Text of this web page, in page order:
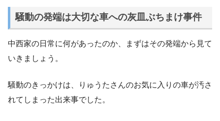
騒動の発端は大切な車への灰皿ぶちまけ事件
中西家の日常に何があったのか、まずはその発端から見て
いきましょう。
騒動のきっかけは、りゅうたさんのお気に入りの車が汚さ
れてしまった出来事でした。